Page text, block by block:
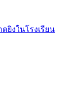
ยิงในโรงเรียน